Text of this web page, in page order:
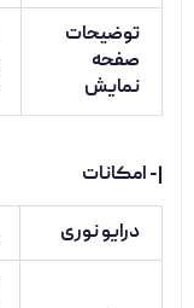
توضیحات
صفحه
نمایش
|- امکانات
درایو نوری